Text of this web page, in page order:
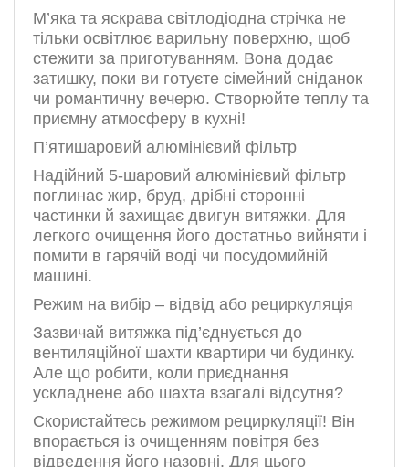
М’яка та яскрава світлодіодна стрічка не
тільки освітлює варильну поверхню, щоб
стежити за приготуванням. Вона додає
затишку, поки ви готуєте сімейний сніданок
чи романтичну вечерю. Створюйте теплу та
приємну атмосферу в кухні!
П’ятишаровий алюмінієвий фільтр
Надійний 5-шаровий алюмінієвий фільтр
поглинає жир, бруд, дрібні сторонні
частинки й захищає двигун витяжки. Для
легкого очищення його достатньо вийняти і
помити в гарячій воді чи посудомийній
машині.
Режим на вибір – відвід або рециркуляція
Зазвичай витяжка під’єднується до
вентиляційної шахти квартири чи будинку.
Але що робити, коли приєднання
ускладнене або шахта взагалі відсутня?
Скористайтесь режимом рециркуляції! Він
впорається із очищенням повітря без
відведення його назовні. Для цього